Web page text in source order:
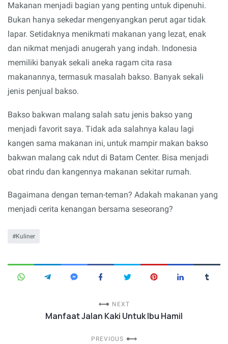
Makanan menjadi bagian yang penting untuk dipenuhi.
Bukan hanya sekedar mengenyangkan perut agar tidak
lapar. Setidaknya menikmati makanan yang lezat, enak
dan nikmat menjadi anugerah yang indah. Indonesia
memiliki banyak sekali aneka ragam cita rasa
makanannya, termasuk masalah bakso. Banyak sekali
jenis penjual bakso.
Bakso bakwan malang salah satu jenis bakso yang
menjadi favorit saya. Tidak ada salahnya kalau lagi
kangen sama makanan ini, untuk mampir makan bakso
bakwan malang cak ndut di Batam Center. Bisa menjadi
obat rindu dan kangennya makanan sekitar rumah.
Bagaimana dengan teman-teman? Adakah makanan yang
menjadi cerita kenangan bersama seseorang?
Kuliner
NEXT
Manfaat Jalan Kaki Untuk Ibu Hamil
PREVIOUS